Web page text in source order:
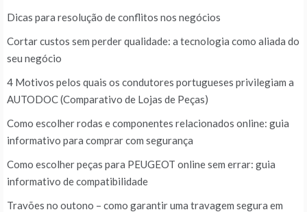
Dicas para resolução de conflitos nos negócios
Cortar custos sem perder qualidade: a tecnologia como aliada do
seu negócio
4 Motivos pelos quais os condutores portugueses privilegiam a
AUTODOC (Comparativo de Lojas de Peças)
Como escolher rodas e componentes relacionados online: guia
informativo para comprar com segurança
Como escolher peças para PEUGEOT online sem errar: guia
informativo de compatibilidade
Travões no outono – como garantir uma travagem segura em